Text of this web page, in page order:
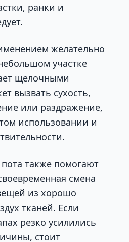
ранки и
желательно
участке
щелочными
вызвать сухость,
или раздражение,
использовании и
также помогают
смена
из хорошо
тканей. Если
резко усилились
стоит